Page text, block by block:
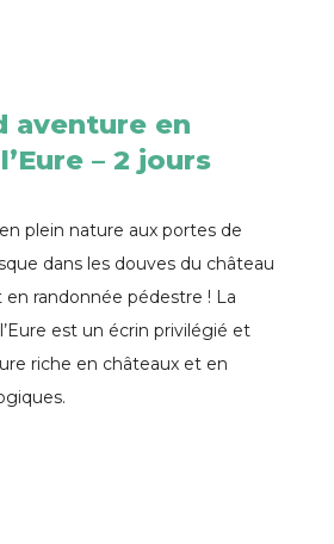
aventure en
– 2 jours
plein nature aux portes de
dans les douves du château
randonnée pédestre ! La
est un écrin privilégié et
riche en châteaux et en